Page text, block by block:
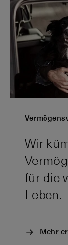
Wir
für die
Leben.
Mehr